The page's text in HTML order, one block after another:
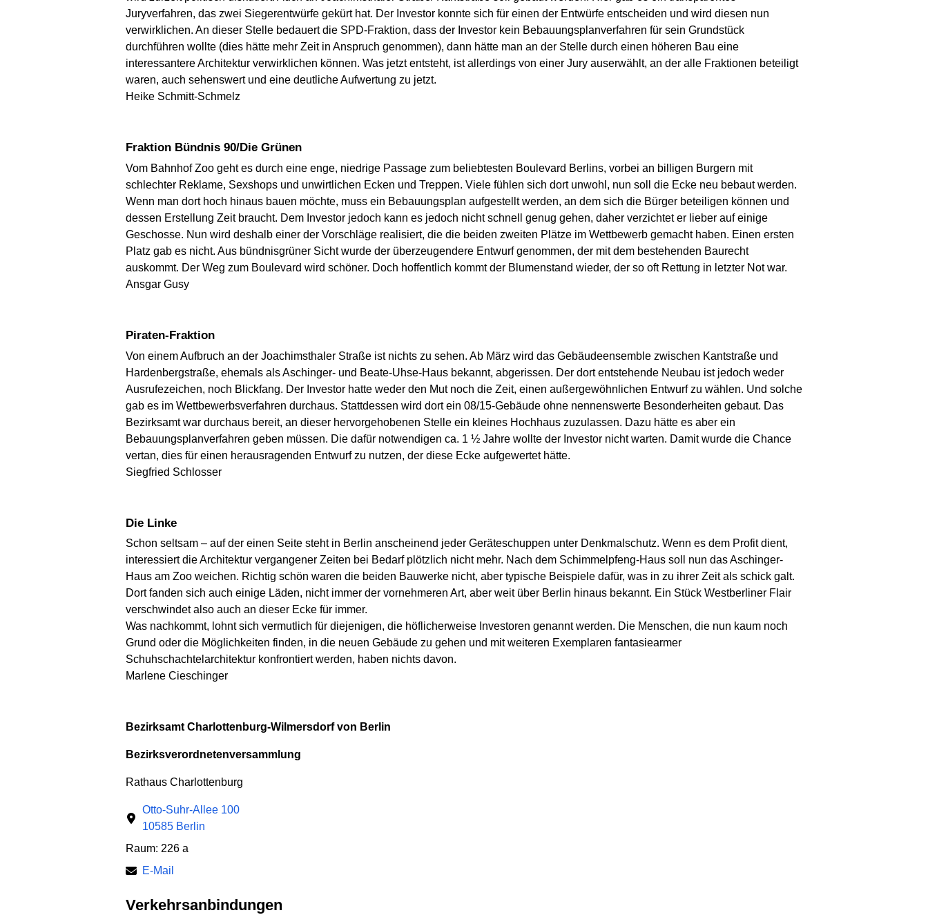
Juryverfahren, das zwei Siegerentwürfe gekürt hat. Der Investor konnte sich für einen der Entwürfe entscheiden und wird diesen nun
verwirklichen. An dieser Stelle bedauert die SPD-Fraktion, dass der Investor kein Bebauungsplanverfahren für sein Grundstück
durchführen wollte (dies hätte mehr Zeit in Anspruch genommen), dann hätte man an der Stelle durch einen höheren Bau eine
interessantere Architektur verwirklichen können. Was jetzt entsteht, ist allerdings von einer Jury auserwählt, an der alle Fraktionen beteiligt
waren, auch sehenswert und eine deutliche Aufwertung zu jetzt.
Heike Schmitt-Schmelz
Fraktion Bündnis 90/Die Grünen
Vom Bahnhof Zoo geht es durch eine enge, niedrige Passage zum beliebtesten Boulevard Berlins, vorbei an billigen Burgern mit
schlechter Reklame, Sexshops und unwirtlichen Ecken und Treppen. Viele fühlen sich dort unwohl, nun soll die Ecke neu bebaut werden.
Wenn man dort hoch hinaus bauen möchte, muss ein Bebauungsplan aufgestellt werden, an dem sich die Bürger beteiligen können und
dessen Erstellung Zeit braucht. Dem Investor jedoch kann es jedoch nicht schnell genug gehen, daher verzichtet er lieber auf einige
Geschosse. Nun wird deshalb einer der Vorschläge realisiert, die die beiden zweiten Plätze im Wettbewerb gemacht haben. Einen ersten
Platz gab es nicht. Aus bündnisgrüner Sicht wurde der überzeugendere Entwurf genommen, der mit dem bestehenden Baurecht
auskommt. Der Weg zum Boulevard wird schöner. Doch hoffentlich kommt der Blumenstand wieder, der so oft Rettung in letzter Not war.
Ansgar Gusy
Piraten-Fraktion
Von einem Aufbruch an der Joachimsthaler Straße ist nichts zu sehen. Ab März wird das Gebäudeensemble zwischen Kantstraße und
Hardenbergstraße, ehemals als Aschinger- und Beate-Uhse-Haus bekannt, abgerissen. Der dort entstehende Neubau ist jedoch weder
Ausrufezeichen, noch Blickfang. Der Investor hatte weder den Mut noch die Zeit, einen außergewöhnlichen Entwurf zu wählen. Und solche
gab es im Wettbewerbsverfahren durchaus. Stattdessen wird dort ein 08/15-Gebäude ohne nennenswerte Besonderheiten gebaut. Das
Bezirksamt war durchaus bereit, an dieser hervorgehobenen Stelle ein kleines Hochhaus zuzulassen. Dazu hätte es aber ein
Bebauungsplanverfahren geben müssen. Die dafür notwendigen ca. 1 ½ Jahre wollte der Investor nicht warten. Damit wurde die Chance
vertan, dies für einen herausragenden Entwurf zu nutzen, der diese Ecke aufgewertet hätte.
Siegfried Schlosser
Die Linke
Schon seltsam – auf der einen Seite steht in Berlin anscheinend jeder Geräteschuppen unter Denkmalschutz. Wenn es dem Profit dient,
interessiert die Architektur vergangener Zeiten bei Bedarf plötzlich nicht mehr. Nach dem Schimmelpfeng-Haus soll nun das Aschinger-
Haus am Zoo weichen. Richtig schön waren die beiden Bauwerke nicht, aber typische Beispiele dafür, was in zu ihrer Zeit als schick galt.
Dort fanden sich auch einige Läden, nicht immer der vornehmeren Art, aber weit über Berlin hinaus bekannt. Ein Stück Westberliner Flair
verschwindet also auch an dieser Ecke für immer.
Was nachkommt, lohnt sich vermutlich für diejenigen, die höflicherweise Investoren genannt werden. Die Menschen, die nun kaum noch
Grund oder die Möglichkeiten finden, in die neuen Gebäude zu gehen und mit weiteren Exemplaren fantasiearmer
Schuhschachtelarchitektur konfrontiert werden, haben nichts davon.
Marlene Cieschinger
Bezirksamt Charlottenburg-Wilmersdorf von Berlin
Bezirksverordnetenversammlung
Rathaus Charlottenburg
Otto-Suhr-Allee 100
10585 Berlin
Raum: 226 a
E-Mail
Verkehrsanbindungen